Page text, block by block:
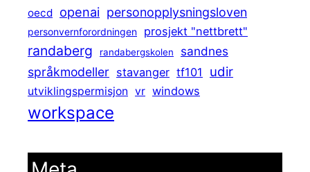
oecd openai personopplysningsloven
personvernforordningen prosjekt "nettbrett"
randaberg randabergskolen
sandnes
språkmodeller stavanger tf101 udir
utviklingspermisjon vr windows
workspace